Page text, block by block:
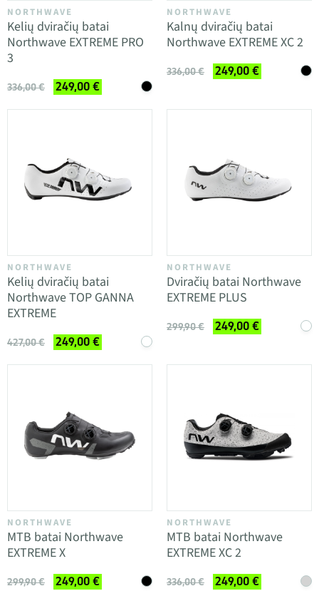
NORTHWAVE
Kelių dviračių batai
Northwave EXTREME PRO
3
336,00 € 249,00 €
NORTHWAVE
Kalnų dviračių batai
Northwave EXTREME XC 2
336,00 € 249,00 €
NORTHWAVE
Kelių dviračių batai
Northwave TOP GANNA
EXTREME
427,00 € 249,00 €
NORTHWAVE
Dviračių batai Northwave
EXTREME PLUS
299,90 € 249,00 €
NORTHWAVE
MTB batai Northwave
EXTREME X
299,90 € 249,00 €
NORTHWAVE
MTB batai Northwave
EXTREME XC 2
336,00 € 249,00 €